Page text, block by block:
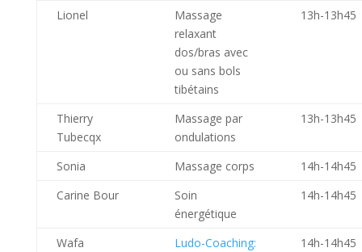
Lionel
Massage
relaxant
dos/bras avec
ou sans bols
tibétains
13h-13h45
Thierry
Tubecqx
Massage par
ondulations
13h-13h45
Sonia Massage corps
14h-14h45
Carine Bour
Soin
énergétique
14h-14h45
Wafa
Ludo-Coaching:
14h-14h45